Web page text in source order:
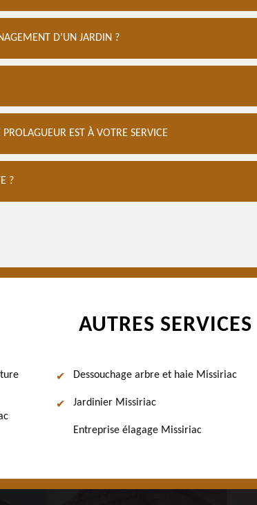
D’UN JARDIN ?
PROLAGUEUR EST À VOTRE SERVICE
?
AUTRES SERVICES
Dessouchage arbre et haie Missiriac
Jardinier Missiriac
Entreprise élagage Missiriac